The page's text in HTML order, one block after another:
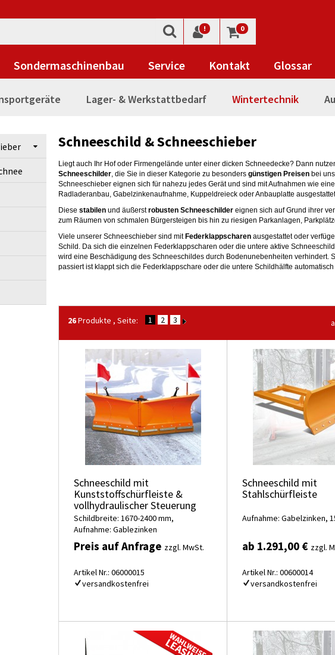
! 0
Sondermaschinenbau Service Kontakt Glossar
Lager- & Werkstattbedarf Wintertechnik
Schneeschild & Schneeschieber
Liegt auch Ihr Hof oder Firmengelände unter einer dicken Schneedecke? Dann
Schneeschilder, die Sie in dieser Kategorie zu besonders günstigen Preisen bei
Schneeschieber eignen sich für nahezu jedes Gerät und sind mit Aufnahmen wie
Radladeranbau, Gabelzinkenaufnahme, Kuppeldreieck oder Anbauplatte
Diese stabilen und äußerstrobusten Schneeschilder eignen sich auf Grund ihrer
zum Räumen von schmalen Bürgersteigen bis hin zu riesigen Parkanlagen,
Viele unserer Schneeschieber sind mit Federklappscharen ausgestattet oder
Schild. Da sich die einzelnen Federklappscharen oder die untere aktive
wird eine Beschädigung des Schneeschildes durch Bodenunebenheiten verhindert.
passiert ist klappt sich die Federklappschare oder die untere Schildhälfte
26Produkte , Seite: 1 2 3
Schneeschild mit
Kunststoffschürfleiste &
vollhydraulischer Steuerung
Schildbreite: 1670-2400 mm,
Aufnahme: Gablezinken
Preis auf Anfrage zzgl. MwSt.
Artikel Nr.: 06000015
versandkostenfrei
Schneeschild mit
Stahlschürfleiste
Aufnahme: Gabelzinken,
ab 1.291,00 € zzgl.
Artikel Nr.: 00600014
versandkostenfrei